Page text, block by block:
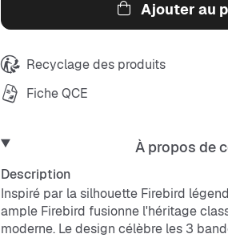
Ajouter au
Recyclage des produits
Fiche QCE
À propos de
Description
Inspiré par la silhouette Firebird
ample Firebird fusionne l'héritage
moderne. Le design célèbre les 3